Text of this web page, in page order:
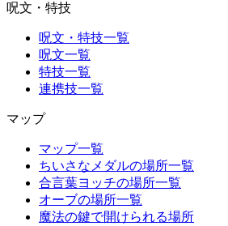
呪文・特技
呪文・特技一覧
呪文一覧
特技一覧
連携技一覧
マップ
マップ一覧
ちいさなメダルの場所一覧
合言葉ヨッチの場所一覧
オーブの場所一覧
魔法の鍵で開けられる場所